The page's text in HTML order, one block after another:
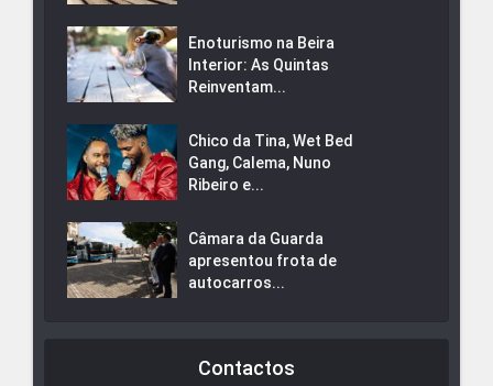
Enoturismo na Beira
Interior: As Quintas
Reinventam...
Chico da Tina, Wet Bed
Gang, Calema, Nuno
Ribeiro e...
Câmara da Guarda
apresentou frota de
autocarros...
Contactos